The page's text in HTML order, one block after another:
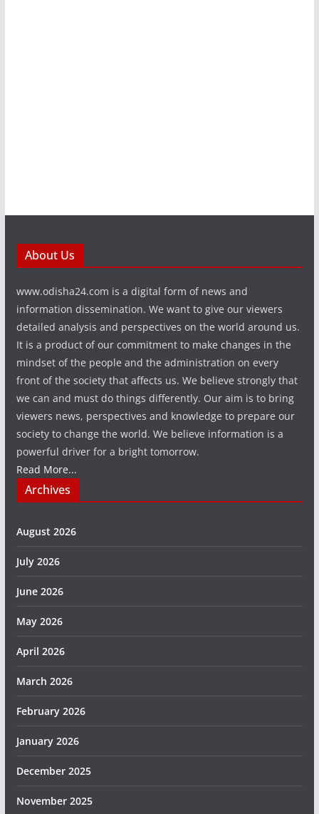
About Us
www.odisha24.com is a digital form of news and
information dissemination. We want to give our viewers
detailed analysis and perspectives on the world around us.
It is a product of our commitment to make changes in the
mindset of the people and the administration on every
front of the society that affects us. We believe strongly that
we can and must do things differently. Our aim is to bring
viewers news, perspectives and knowledge to prepare our
society to change the world. We believe information is a
powerful driver for a bright tomorrow.
Read More...
Archives
August 2026
July 2026
June 2026
May 2026
April 2026
March 2026
February 2026
January 2026
December 2025
November 2025